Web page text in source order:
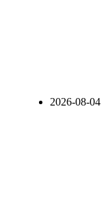
2026-08-04